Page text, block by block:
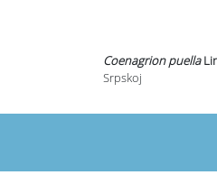
Coenagrion puella
Srpskoj